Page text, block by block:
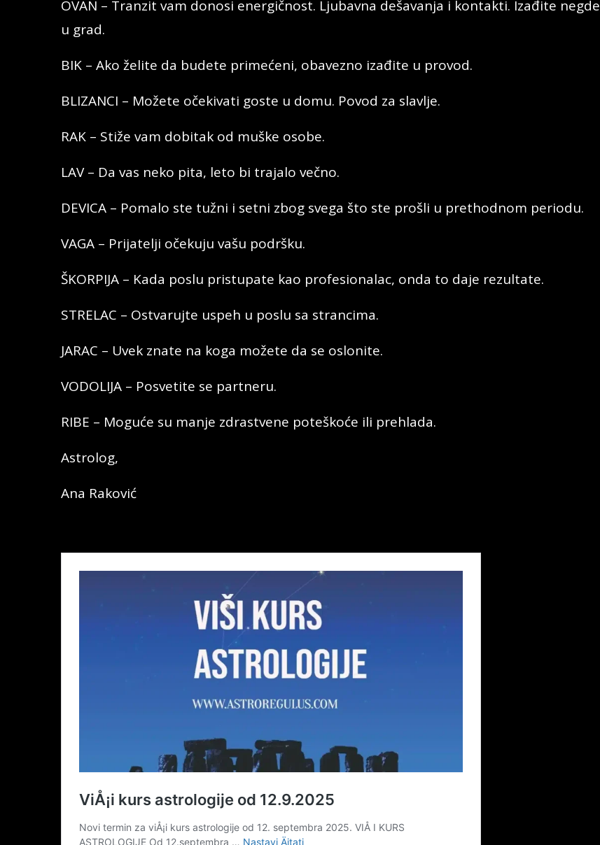
OVAN – Tranzit vam donosi energičnost. Ljubavna dešavanja i kontakti. Izađite negde
u grad.
BIK – Ako želite da budete primećeni, obavezno izađite u provod.
BLIZANCI – Možete očekivati goste u domu. Povod za slavlje.
RAK – Stiže vam dobitak od muške osobe.
LAV – Da vas neko pita, leto bi trajalo večno.
DEVICA – Pomalo ste tužni i setni zbog svega što ste prošli u prethodnom periodu.
VAGA – Prijatelji očekuju vašu podršku.
ŠKORPIJA – Kada poslu pristupate kao profesionalac, onda to daje rezultate.
STRELAC – Ostvarujte uspeh u poslu sa strancima.
JARAC – Uvek znate na koga možete da se oslonite.
VODOLIJA – Posvetite se partneru.
RIBE – Moguće su manje zdrastvene poteškoće ili prehlada.
Astrolog,
Ana Raković